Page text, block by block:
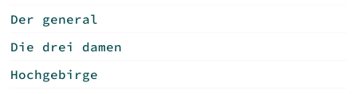
Der general
Die drei damen
Hochgebirge